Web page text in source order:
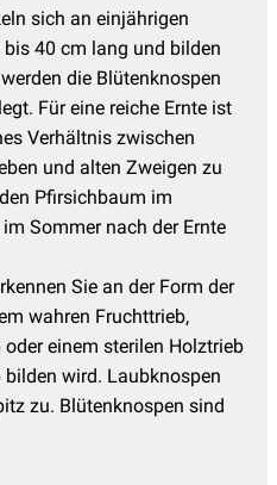
sich an einjährigen
40 cm lang und bilden
die Blütenknospen
Für eine reiche Ernte ist
Verhältnis zwischen
und alten Zweigen zu
Pfirsichbaum im
Sommer nach der Ernte
Sie an der Form der
wahren Fruchttrieb,
einem sterilen Holztrieb
wird. Laubknospen
zu. Blütenknospen sind